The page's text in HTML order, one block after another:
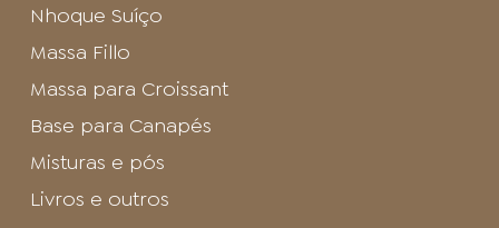
Nhoque Suíço
Massa Fillo
Massa para Croissant
Base para Canapés
Misturas e pós
Livros e outros